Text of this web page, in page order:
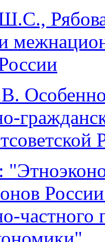
Ш.С.,
частного